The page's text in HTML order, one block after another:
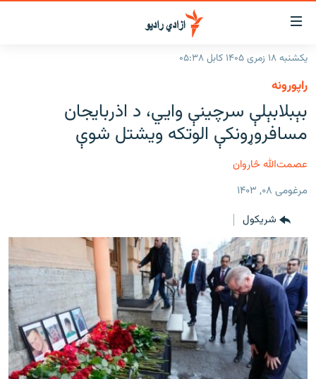
د
لاسرسۍ
وړ
لېنکونه
اصلي
متن
ورتلل
اصلي
ته
لټون
پاڼې
ته
مراجعه
راپورونه
افغانستان
خبرونه
د خپرونو جدول
اونیزې خپرونې
انځوریزه برخه
ورزش
د کډوالۍ بحران
'کووېډ-۱۹'
اړیکه
دري پاڼه
یکشنبه ۱۸ زمری ۱۴۰۵ کابل ۰۵:۳۸
راپورونه
بېبلابېلې سرچینې وايي، د اذربایجان
مسافروړونکې الوتکه ویشتل شوې
عصمت‌الله څاروان
مرغومی ۰۸, ۱۴۰۳
شريکول